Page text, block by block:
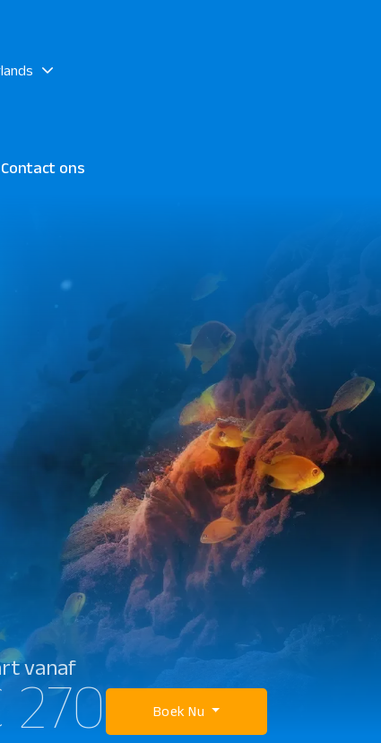
Contact ons
vanaf
270 Boek Nu